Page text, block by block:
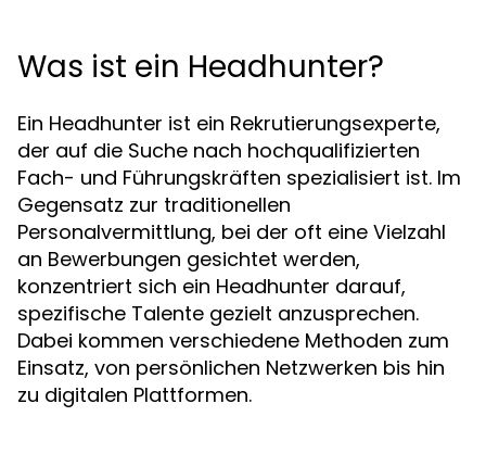
Was ist ein Headhunter?
Ein Headhunter ist ein Rekrutierungsexperte,
der auf die Suche nach hochqualifizierten
Fach- und Führungskräften spezialisiert ist. Im
Gegensatz zur traditionellen
Personalvermittlung, bei der oft eine Vielzahl
an Bewerbungen gesichtet werden,
konzentriert sich ein Headhunter darauf,
spezifische Talente gezielt anzusprechen.
Dabei kommen verschiedene Methoden zum
Einsatz, von persönlichen Netzwerken bis hin
zu digitalen Plattformen.